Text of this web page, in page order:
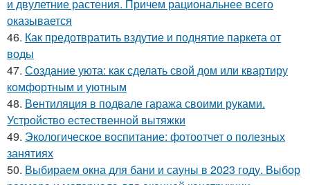
и двулетние растения. Причем рациональнее всего
оказывается
46. Как предотвратить вздутие и поднятие паркета от
воды
47. Создание уюта: как сделать свой дом или квартиру
комфортным и уютным
48. Вентиляция в подвале гаража своими руками.
Устройство естественной вытяжки
49. Экологическое воспитание: фотоотчет о полезных
занятиях
50. Выбираем окна для бани и сауны в 2023 году. Выбор